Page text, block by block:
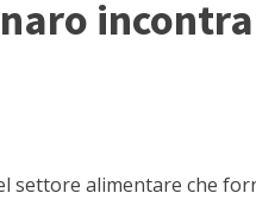
settore alimentare che